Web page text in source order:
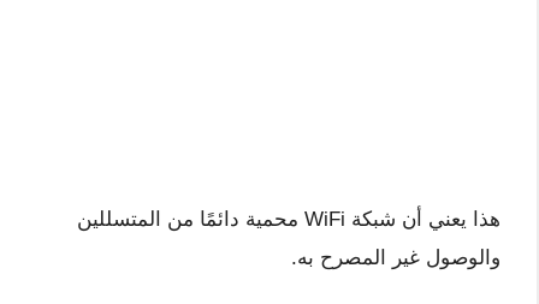
هذا يعني أن شبكة WiFi محمية دائمًا من المتسللين
والوصول غير المصرح به.